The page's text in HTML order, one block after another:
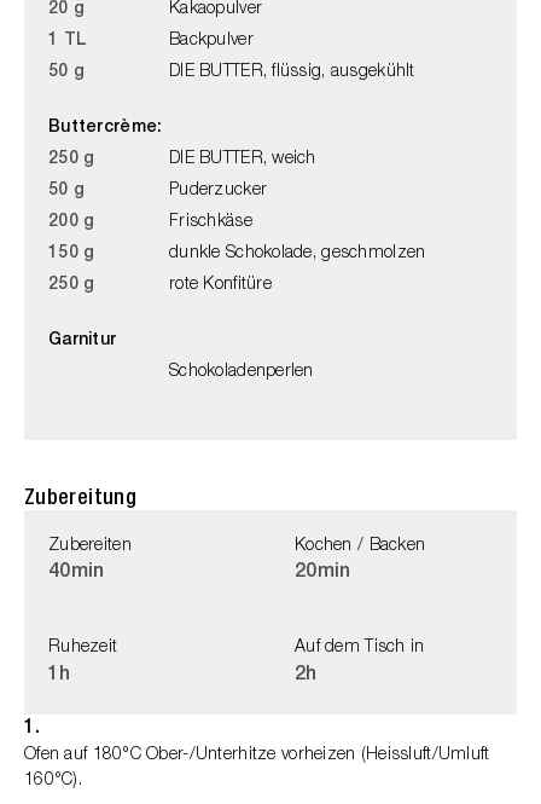
20 g
Kakaopulver
1 TL
Backpulver
50 g
DIE BUTTER, flüssig, ausgekühlt
Buttercrème:
250 g
DIE BUTTER, weich
50 g
Puderzucker
200 g
Frischkäse
150 g
dunkle Schokolade, geschmolzen
250 g
rote Konfitüre
Garnitur
Schokoladenperlen
Zubereitung
Zubereiten
40min
Kochen / Backen
20min
Ruhezeit
1h
Auf dem Tisch in
2h
1.
Ofen auf 180°C Ober-/Unterhitze vorheizen (Heissluft/Umluft
160°C).